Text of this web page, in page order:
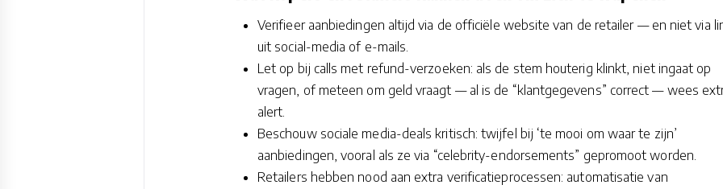
Verifieer aanbiedingen altijd via de officiële website van de retailer — en niet via
uit social-media of e-mails.
Let op bij calls met refund-verzoeken: als de stem houterig klinkt, niet ingaat op
vragen, of meteen om geld vraagt — al is de “klantgegevens” correct — wees
alert.
Beschouw sociale media-deals kritisch: twijfel bij ‘te mooi om waar te zijn’
aanbiedingen, vooral als ze via “celebrity-endorsements” gepromoot worden.
Retailers hebben nood aan extra verificatieprocessen: automatisatie van